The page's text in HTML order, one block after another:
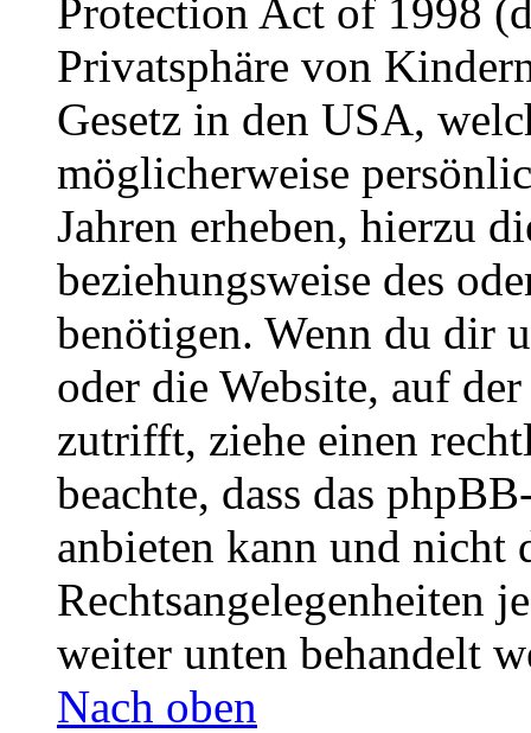
Protection Act of 1998
Privatsphäre von
Gesetz in den USA,
möglicherweise
Jahren erheben, hierzu
beziehungsweise des
benötigen. Wenn du dir
oder die Website, auf
zutrifft, ziehe einen
beachte, dass das
anbieten kann und nicht
Rechtsangelegenheiten
weiter unten behandelt
Nach oben